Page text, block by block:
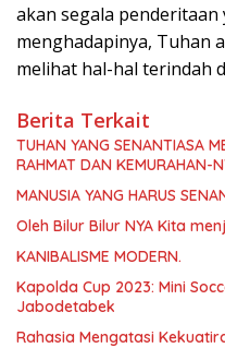
akan segala
menghadapinya, Tuhan
melihat hal-hal terindah
Berita Terkait
TUHAN YANG SENANTIASA
RAHMAT DAN KEMURAHAN-
MANUSIA YANG HARUS
Oleh Bilur Bilur NYA Kita
KANIBALISME MODERN.
Kapolda Cup 2023: Mini
Jabodetabek
Rahasia Mengatasi